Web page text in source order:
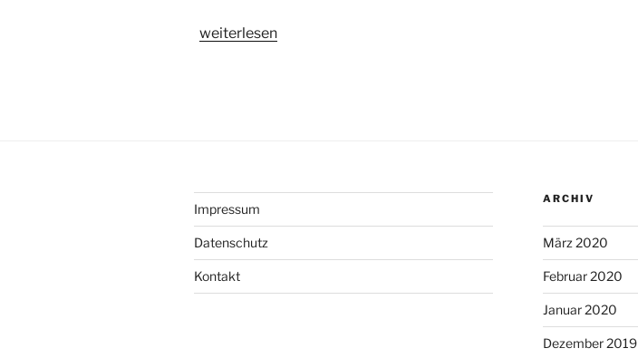
„Oma
weiterlesen
Impressum
Datenschutz
Kontakt
ARCHIV
März 2020
Februar 2020
Januar 2020
Dezember 2019